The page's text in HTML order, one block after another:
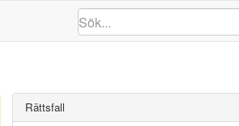
Rättsfall